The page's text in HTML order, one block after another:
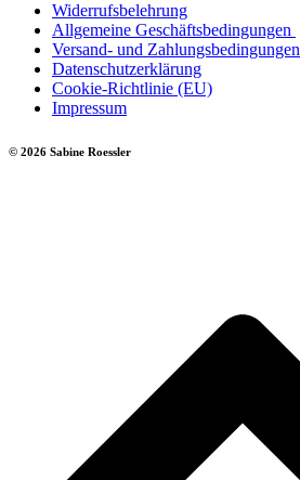
Widerrufsbelehrung
Allgemeine Geschäftsbedingungen
Versand- und Zahlungsbedingungen
Datenschutzerklärung
Cookie-Richtlinie (EU)
Impressum
© 2026 Sabine Roessler